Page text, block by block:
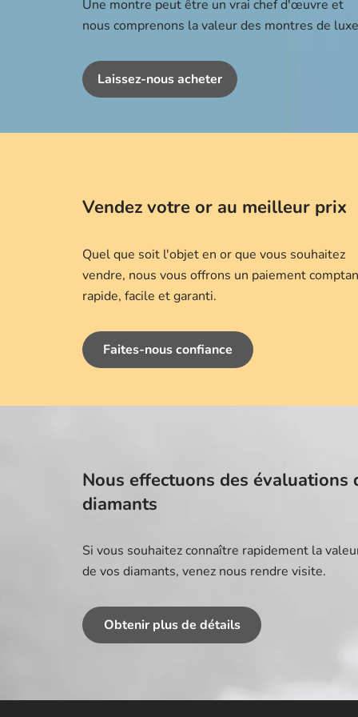
Une montre peut être un vrai chef d'œuvre et
nous comprenons la valeur des montres de
Laissez-nous acheter
Vendez votre or au meilleur prix
Quel que soit l'objet en or que vous souhaitez
vendre, nous vous offrons un paiement
rapide, facile et garanti.
Faites-nous confiance
Nous effectuons des évaluations
diamants
Si vous souhaitez connaître rapidement la
de vos diamants, venez nous rendre visite.
Obtenir plus de détails